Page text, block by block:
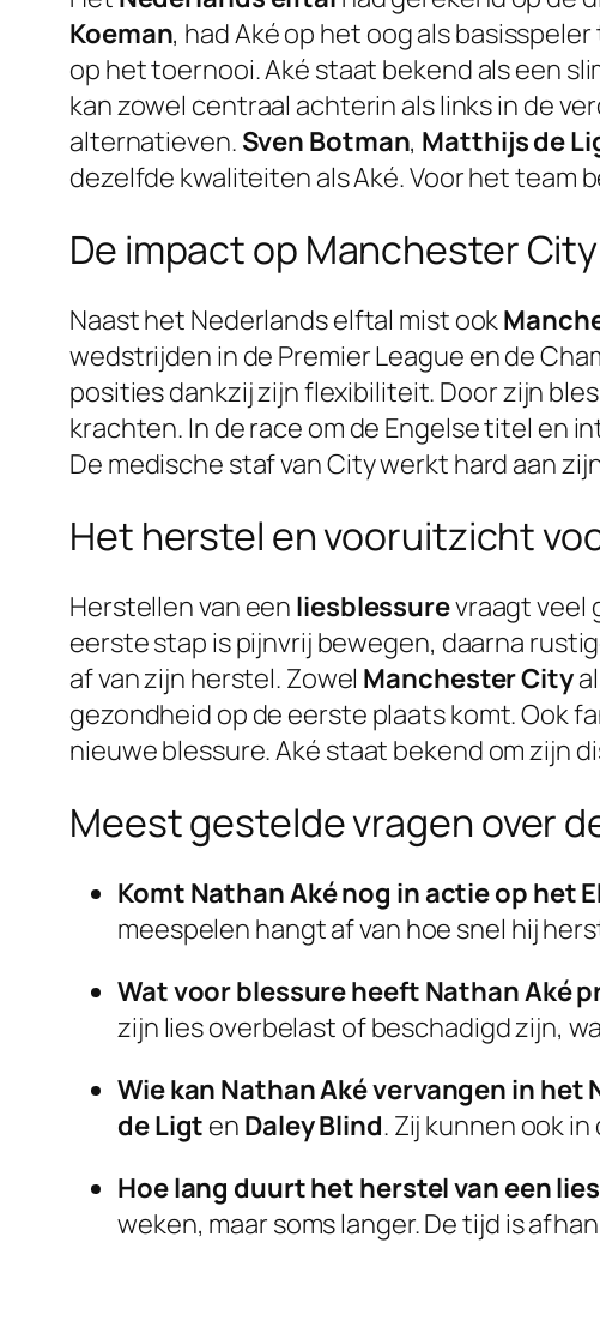
Koeman, had Aké op het oog als
op het toernooi. Aké staat bekend als een
kan zowel centraal achterin als links in de
alternatieven. Sven Botman, Matthijs de
dezelfde kwaliteiten als Aké. Voor het team
De impact op Manchester City
Naast het Nederlands elftal mist ook
wedstrijden in de Premier League en de
posities dankzij zijn flexibiliteit. Door zijn
krachten. In de race om de Engelse titel en
De medische staf van City werkt hard aan
Het herstel en vooruitzicht
Herstellen van een liesblessurevraagt veel
eerste stap is pijnvrij bewegen, daarna
af van zijn herstel. Zowel Manchester City
gezondheid op de eerste plaats komt. Ook
nieuwe blessure. Aké staat bekend om zijn
Meest gestelde vragen over
Komt Nathan Aké nog in actie op het
meespelen hangt af van hoe snel hij
Wat voor blessure heeft Nathan Aké
zijn lies overbelast of beschadigd zijn,
Wie kan Nathan Aké vervangen in het
de Ligt en Daley Blind. Zij kunnen ook
Hoe lang duurt het herstel van een
weken, maar soms langer. De tijd is